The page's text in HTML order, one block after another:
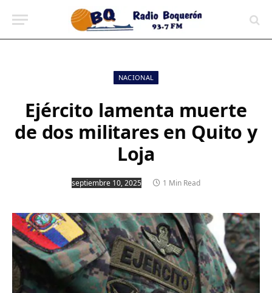
NACIONAL
Ejército lamenta muerte
de dos militares en Quito y
Loja
septiembre 10, 2025 1 Min Read